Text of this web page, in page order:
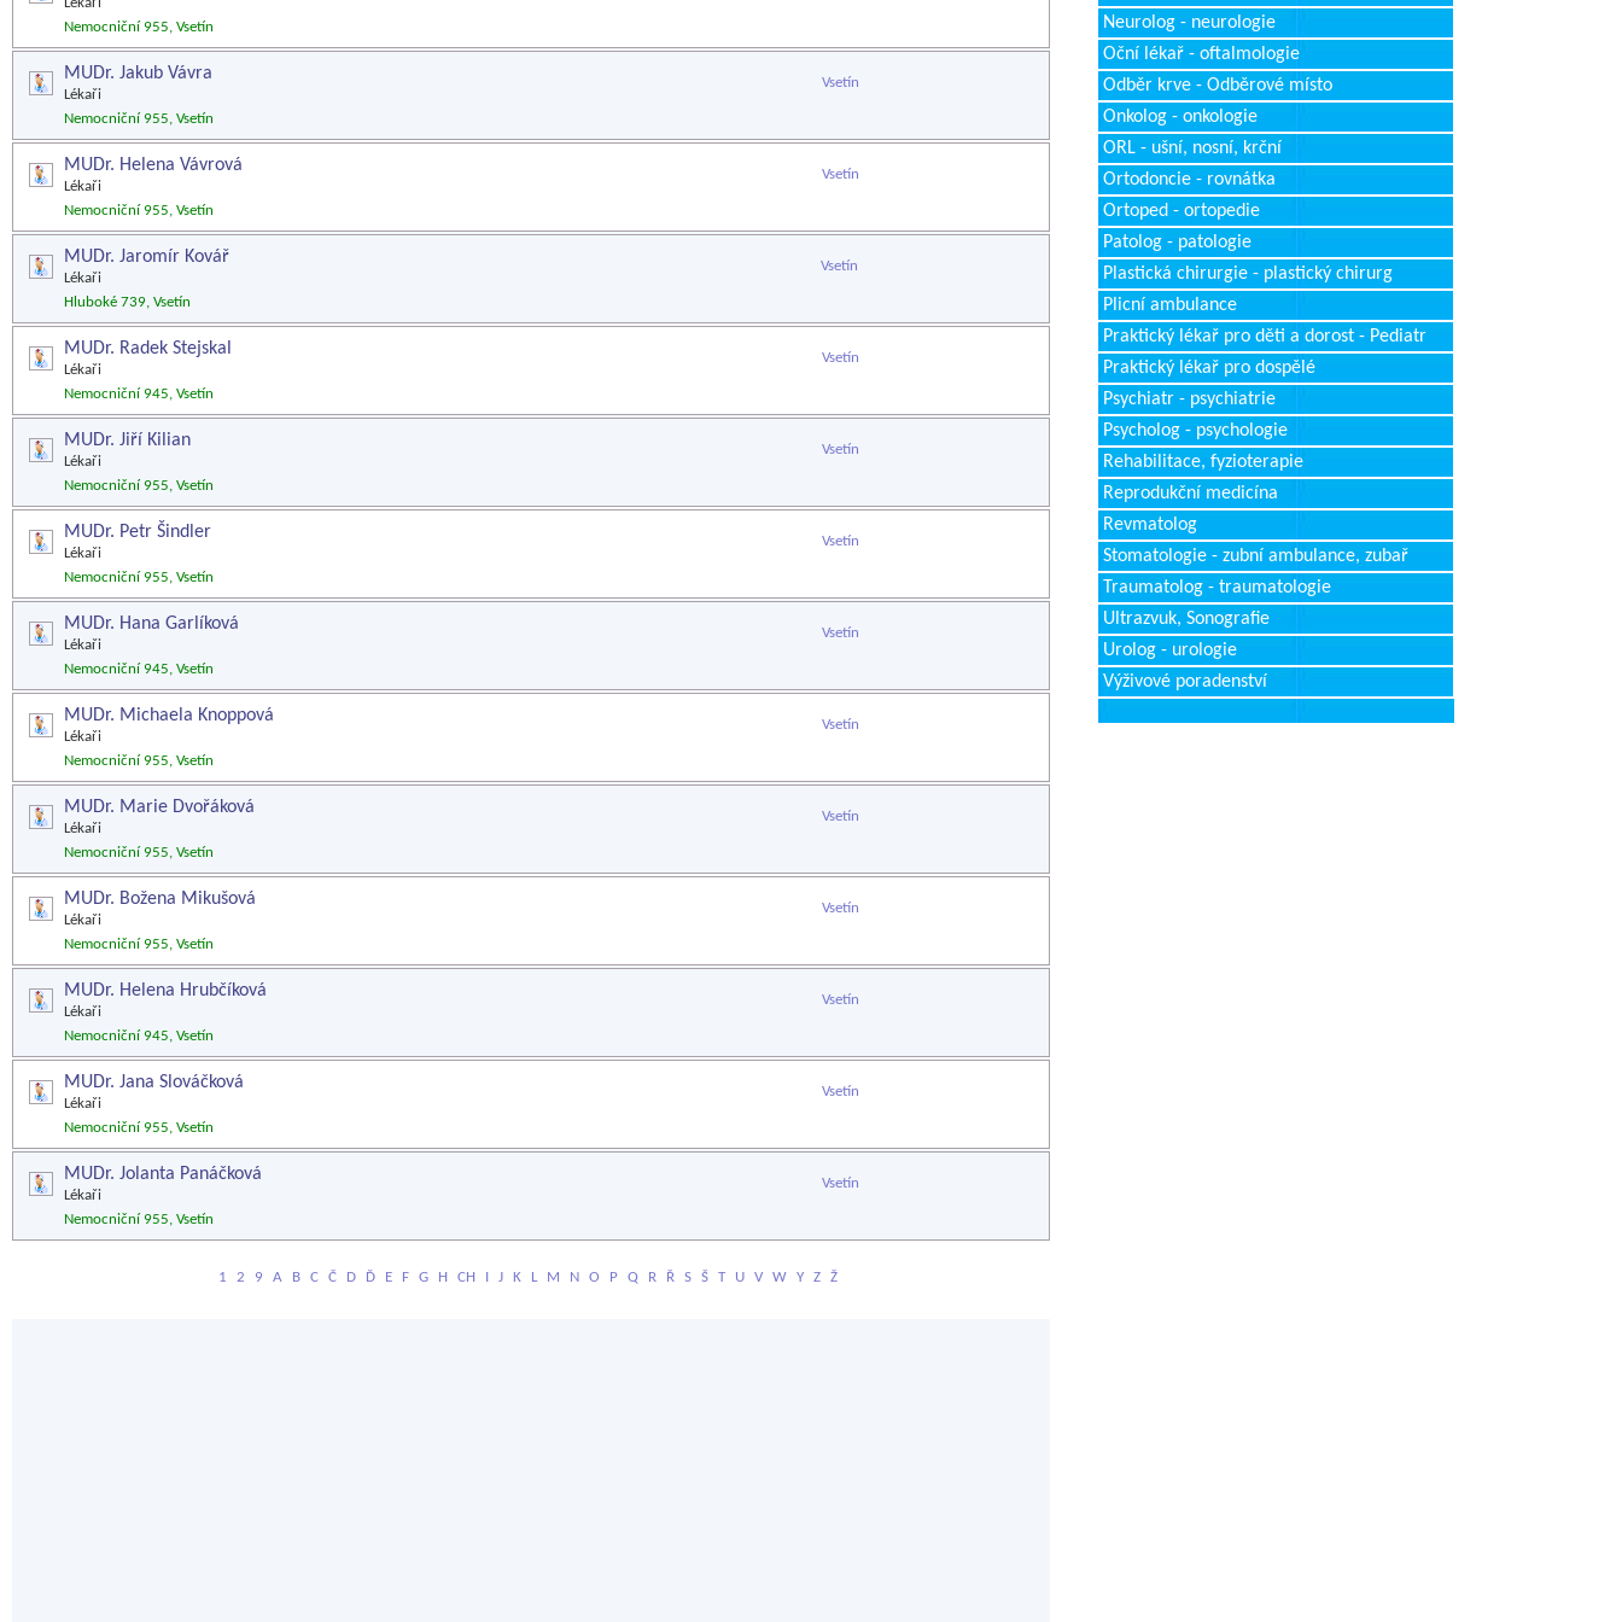
Nemocniční 955, Vsetín
MUDr. Jakub Vávra
Lékaři
Vsetín
Nemocniční 955, Vsetín
MUDr. Helena Vávrová
Lékaři
Vsetín
Nemocniční 955, Vsetín
MUDr. Jaromír Kovář
Lékaři
Vsetín
Hluboké 739, Vsetín
MUDr. Radek Stejskal
Lékaři
Vsetín
Nemocniční 945, Vsetín
MUDr. Jiří Kilian
Lékaři
Vsetín
Nemocniční 955, Vsetín
MUDr. Petr Šindler
Lékaři
Vsetín
Nemocniční 955, Vsetín
MUDr. Hana Garlíková
Lékaři
Vsetín
Nemocniční 945, Vsetín
MUDr. Michaela Knoppová
Lékaři
Vsetín
Nemocniční 955, Vsetín
MUDr. Marie Dvořáková
Lékaři
Vsetín
Nemocniční 955, Vsetín
MUDr. Božena Mikušová
Lékaři
Vsetín
Nemocniční 955, Vsetín
MUDr. Helena Hrubčíková
Lékaři
Vsetín
Nemocniční 945, Vsetín
MUDr. Jana Slováčková
Lékaři
Vsetín
Nemocniční 955, Vsetín
MUDr. Jolanta Panáčková
Lékaři
Vsetín
Nemocniční 955, Vsetín
1 2 9 A B C Č D Ď E F G H CH I J K L M N O P Q R Ř S Š T U V W Y Z Ž
Neurolog - neurologie
Oční lékař - oftalmologie
Odběr krve - Odběrové místo
Onkolog - onkologie
ORL - ušní, nosní, krční
Ortodoncie - rovnátka
Ortoped - ortopedie
Patolog - patologie
Plastická chirurgie - plastický chirurg
Plicní ambulance
Praktický lékař pro děti a dorost - Pediatr
Praktický lékař pro dospělé
Psychiatr - psychiatrie
Psycholog - psychologie
Rehabilitace, fyzioterapie
Reprodukční medicína
Revmatolog
Stomatologie - zubní ambulance, zubař
Traumatolog - traumatologie
Ultrazvuk, Sonografie
Urolog - urologie
Výživové poradenství